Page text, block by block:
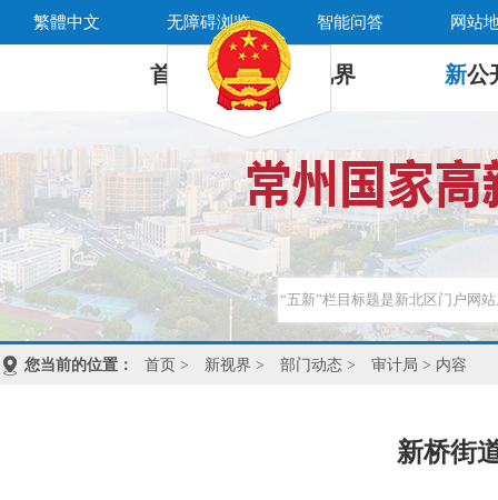
繁體中文 无障碍浏览 智能问答 网站
首 页 新 视界 新公
您当前的位置： 首页 > 新视界 > 部门动态 > 审计局 > 内容
新桥街